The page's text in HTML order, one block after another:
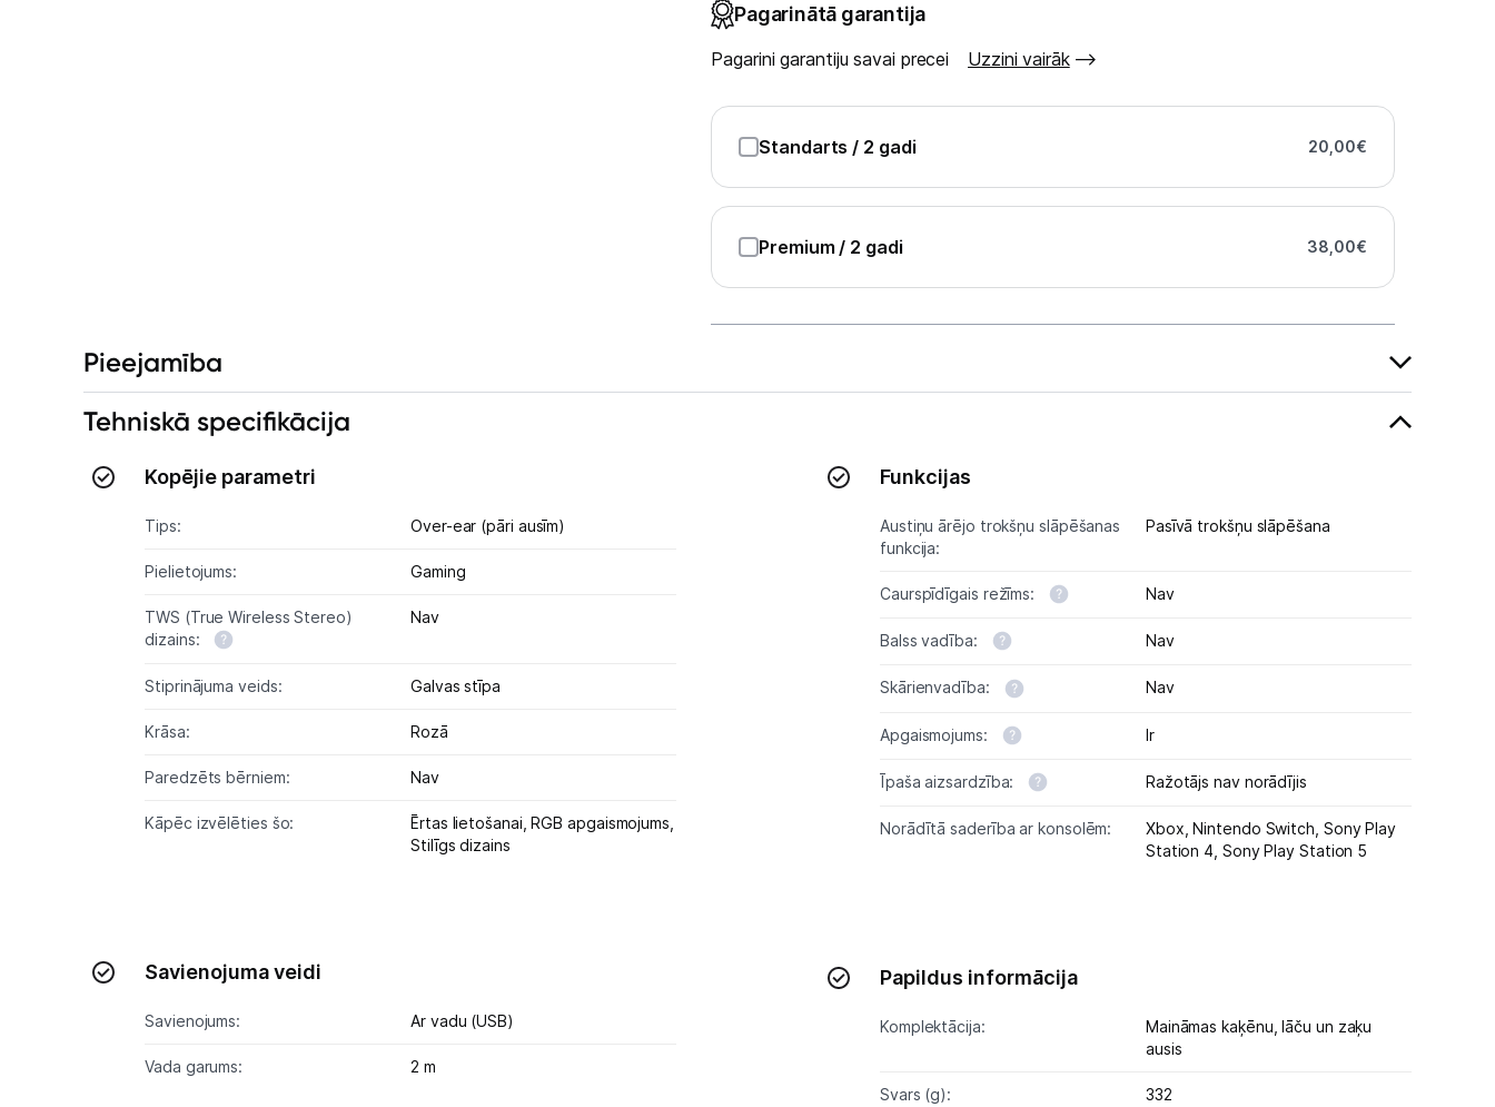
Telefoni, planšetdatori
Telefoni un aksesuāri
Ražotāju atjaunota tehnika
Pagarinātā garantija
Pagarini garantiju savai precei Uzzini vairāk
Standarts / 2 gadi 20,00€
Premium / 2 gadi 38,00€
Pieejamība
Tehniskā specifikācija
Kopējie parametri
Tips: Over-ear (pāri ausīm)
Pielietojums: Gaming
TWS (True Wireless Stereo)
dizains:
Nav
Stiprinājuma veids: Galvas stīpa
Krāsa: Rozā
Paredzēts bērniem: Nav
Kāpēc izvēlēties šo: Ērtas lietošanai,RGB apgaismojums,
Stilīgs dizains
Savienojuma veidi
Savienojums: Ar vadu (USB)
Vada garums: 2 m
Funkcijas
Austiņu ārējo trokšņu slāpēšanas
funkcija:
Pasīvā trokšņu slāpēšana
Caurspīdīgais režīms: Nav
Balss vadība: Nav
Skārienvadība: Nav
Apgaismojums: Ir
Īpaša aizsardzība: Ražotājs nav norādījis
Norādītā saderība ar konsolēm: Xbox,Nintendo Switch, Sony Play
Station 4, Sony Play Station 5
Papildus informācija
Komplektācija:
Maināmas kaķēnu, lāču un zaķu
ausis
Svars (g): 332